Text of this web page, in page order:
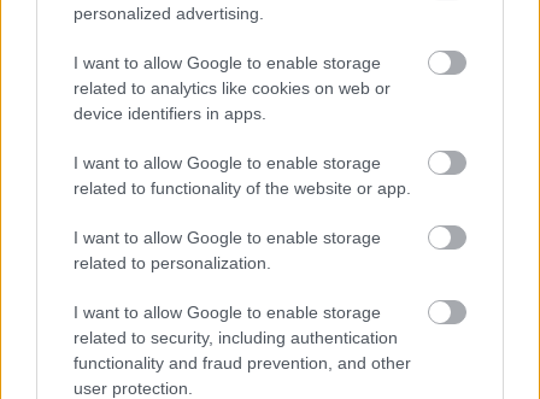
personalized advertising.
I want to allow Google to enable storage
related to analytics like cookies on web or
device identifiers in apps.
I want to allow Google to enable storage
related to functionality of the website or app.
I want to allow Google to enable storage
related to personalization.
I want to allow Google to enable storage
related to security, including authentication
functionality and fraud prevention, and other
user protection.